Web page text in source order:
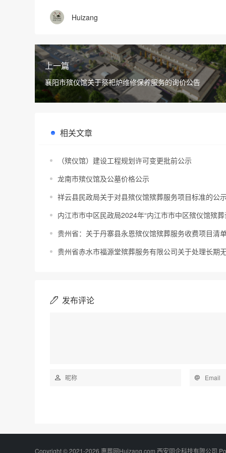
Huizang
上一篇
襄阳市殡仪馆关于祭祀炉维修保养服务的询价公告
相关文章
（殡仪馆）建设工程规划许可变更批前公示
龙南市殡仪馆及公墓价格公示
祥云县民政局关于对县殡仪馆殡葬服务项目标准的公
内江市市中区民政局2024年“内江市市中区殡仪馆殡
贵州省：关于丹寨县永恩殡仪馆殡葬服务收费项目清
贵州省赤水市福源堂殡葬服务有限公司关于处理长期
发布评论
Copyright © 2021-2026 惠葬网Huizang.com 西安同企科技有限公司